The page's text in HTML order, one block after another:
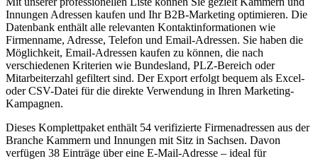
Innungen Adressen kaufen und Ihr B2B-Marketing optimieren. Die
Datenbank enthält alle relevanten Kontaktinformationen wie
Firmenname, Adresse, Telefon und Email-Adressen. Sie haben die
Möglichkeit, Email-Adressen kaufen zu können, die nach
verschiedenen Kriterien wie Bundesland, PLZ-Bereich oder
Mitarbeiterzahl gefiltert sind. Der Export erfolgt bequem als Excel-
oder CSV-Datei für die direkte Verwendung in Ihren Marketing-
Kampagnen.
Dieses Komplettpaket enthält 54 verifizierte Firmenadressen aus der
Branche Kammern und Innungen mit Sitz in Sachsen. Davon
verfügen 38 Einträge über eine E-Mail-Adresse – ideal für